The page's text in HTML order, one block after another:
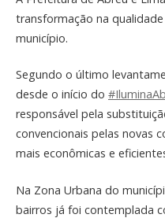
transformação na
município.
Segundo o último
desde o início do
responsável pela
convencionais pelas novas
mais econômicas e
Na Zona Urbana do
bairros já foi contemplada